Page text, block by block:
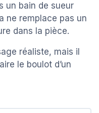
un bain de sueur
ne remplace pas un
dans la pièce.
réaliste, mais il
le boulot d’un